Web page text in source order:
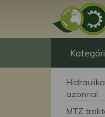
azonnal
MTZ